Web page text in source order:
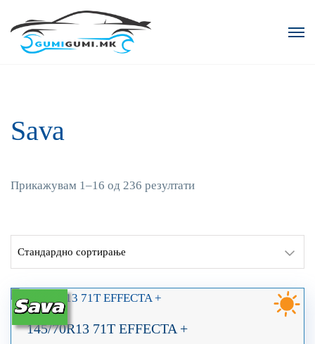
Sava
Прикажувам 1–16 од 236 резултати
145/70R13 71T EFFECTA +